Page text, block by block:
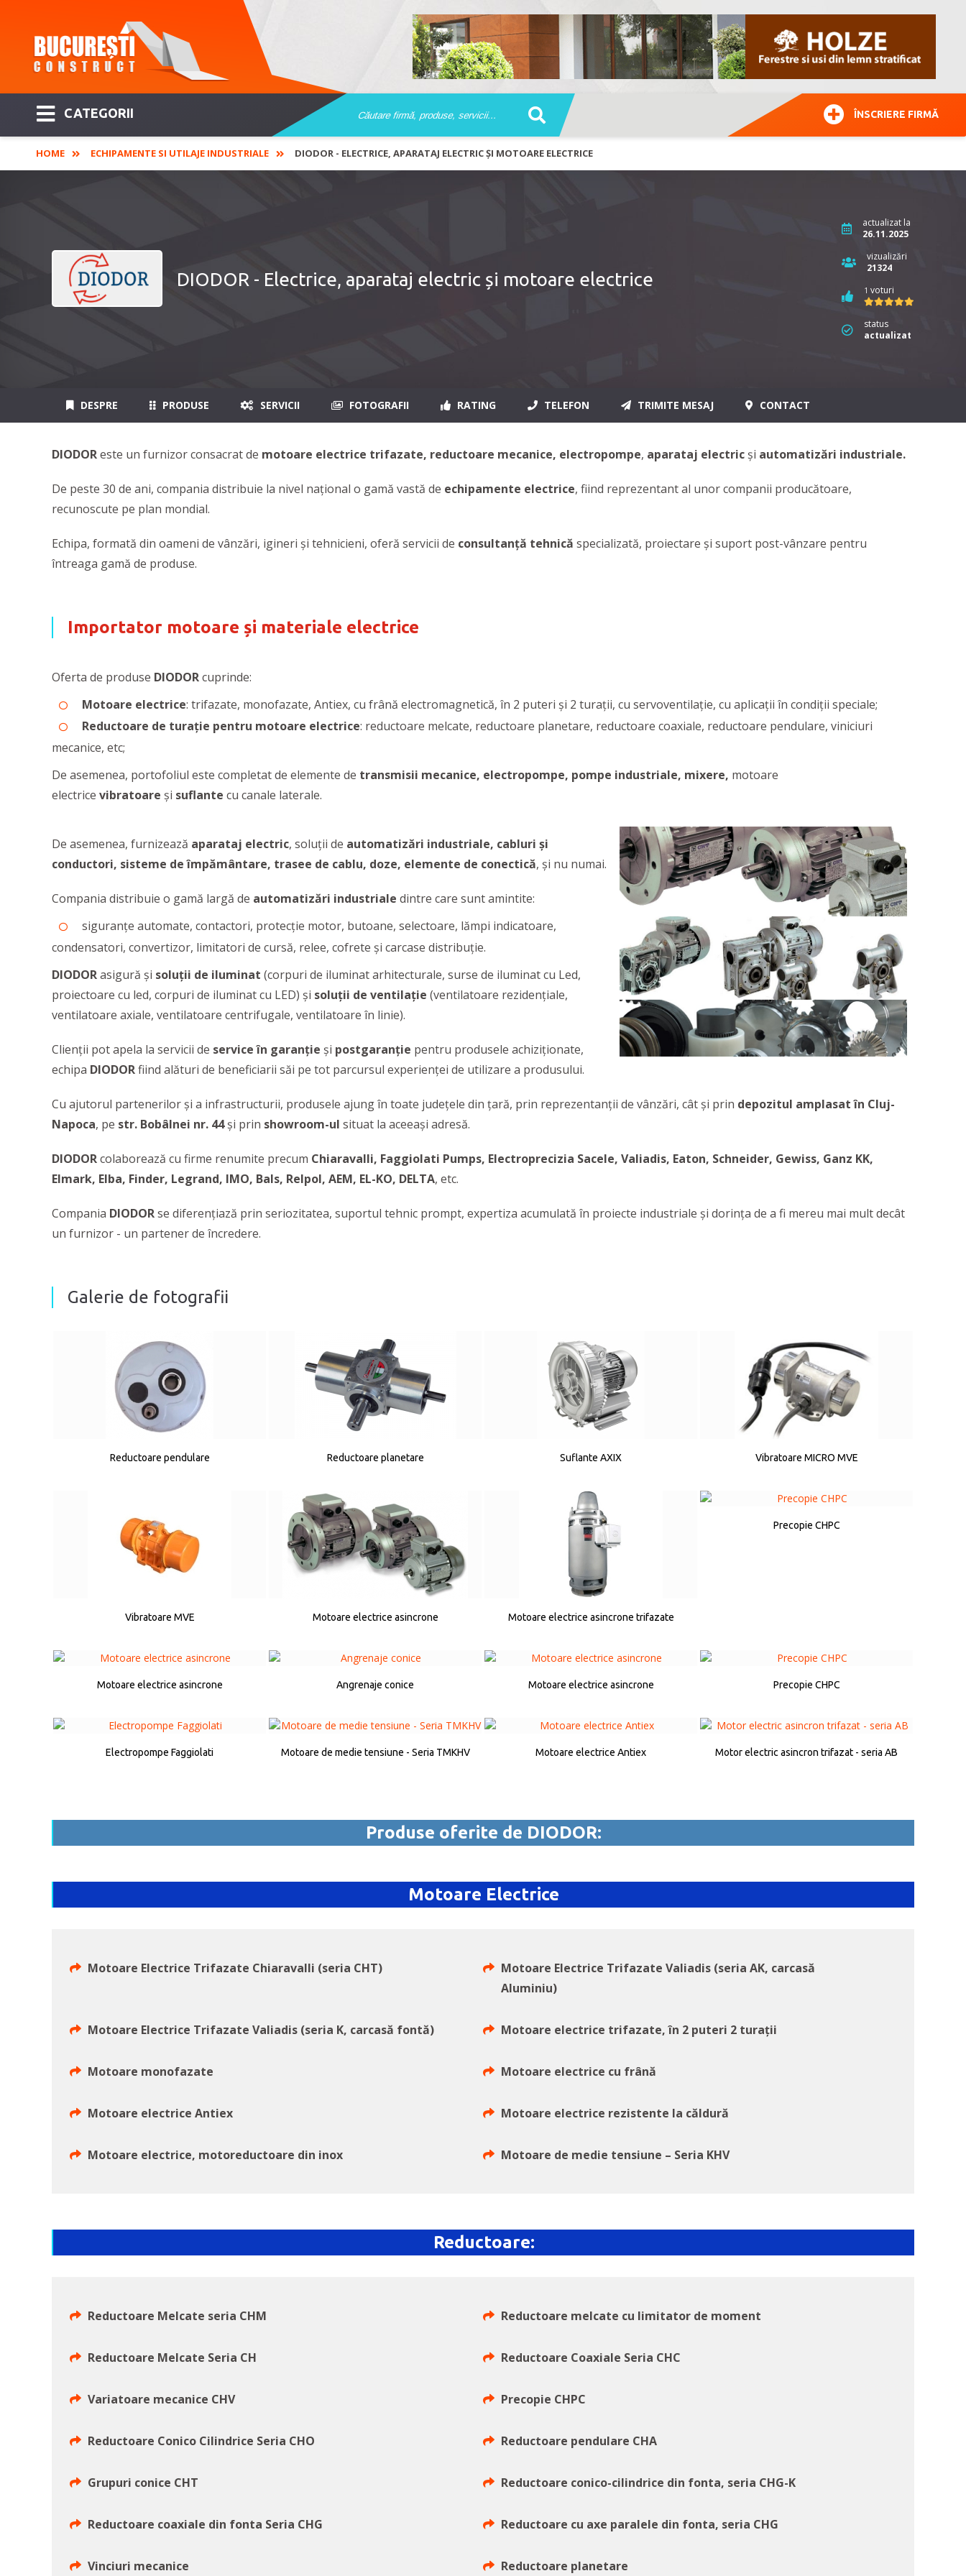
CATEGORII ÎNSCRIERE FIRMĂ
HOME ECHIPAMENTE SI UTILAJE INDUSTRIALE DIODOR - ELECTRICE, APARATAJ ELECTRIC ȘI MOTOARE ELECTRICE
DIODOR - Electrice, aparataj electric și motoare electrice
actualizat la
26.11.2025
vizualizări
21324
1 voturi
status
actualizat
DESPRE PRODUSE SERVICII FOTOGRAFII RATING TELEFON TRIMITE MESAJ CONTACT
DIODOReste un furnizor consacrat de motoare electrice trifazate, reductoare mecanice, electropompe, aparataj electric și automatizări industriale.
De peste 30 de ani, compania distribuie la nivel național o gamă vastă de echipamente electrice, fiind reprezentant al unor companii producătoare,
recunoscute pe plan mondial.
Echipa, formată din oameni de vânzări, igineri și tehnicieni, oferă servicii de consultanță tehnică specializată, proiectare și suport post-vânzare pentru
întreaga gamă de produse.
Importator motoare și materiale electrice
Oferta de produse DIODORcuprinde:
Motoare electrice: trifazate, monofazate, Antiex, cu frână electromagnetică, în 2 puteri şi 2 turaţii, cu servoventilaţie, cu aplicaţii în condiţii speciale;
Reductoare de turație pentru motoare electrice: reductoare melcate, reductoare planetare, reductoare coaxiale, reductoare pendulare, viniciuri
mecanice, etc;
De asemenea, portofoliul este completat de elemente de transmisii mecanice, electropompe, pompe industriale, mixere, motoare
electrice vibratoare și suflante cu canale laterale.
De asemenea, furnizează aparataj electric, soluții de automatizări industriale, cabluri și
conductori, sisteme de împământare, trasee de cablu, doze, elemente de conectică, și nu numai.
Compania distribuie o gamă largă de automatizări industriale dintre care sunt amintite:
siguranțe automate, contactori, protecție motor, butoane, selectoare, lămpi indicatoare,
condensatori, convertizor, limitatori de cursă, relee, cofrete și carcase distribuție.
DIODORasigură și soluții de iluminat (corpuri de iluminat arhitecturale, surse de iluminat cu Led,
proiectoare cu led, corpuri de iluminat cu LED) și soluții de ventilație (ventilatoare rezidențiale,
ventilatoare axiale, ventilatoare centrifugale, ventilatoare în linie).
Clienții pot apela la servicii de service în garanție și postgaranție pentru produsele achiziționate,
echipa DIODORfiind alături de beneficiarii săi pe tot parcursul experienței de utilizare a produsului.
Cu ajutorul partenerilor și a infrastructurii, produsele ajung în toate județele din țară, prin reprezentanții de vânzări, cât și prin depozitul amplasat în Cluj-
Napoca, pe str. Bobâlnei nr. 44și prin showroom-ul situat la aceeași adresă.
DIODORcolaborează cu firme renumite precum Chiaravalli, Faggiolati Pumps, Electroprecizia Sacele, Valiadis, Eaton, Schneider, Gewiss, Ganz KK,
Elmark, Elba, Finder, Legrand, IMO, Bals, Relpol, AEM, EL-KO, DELTA, etc.
Compania DIODORse diferențiază prin seriozitatea, suportul tehnic prompt, expertiza acumulată în proiecte industriale și dorința de a fi mereu mai mult decât
un furnizor - un partener de încredere.
Galerie de fotografii
Reductoare pendulare Reductoare planetare Suflante AXIX Vibratoare MICRO MVE
Vibratoare MVE Motoare electrice asincrone Motoare electrice asincrone trifazate
Precopie CHPC
Motoare electrice asincrone Angrenaje conice Motoare electrice asincrone Precopie CHPC
Electropompe Faggiolati Motoare de medie tensiune - Seria TMKHV Motoare electrice Antiex Motor electric asincron trifazat - seria AB
Produse oferite de DIODOR:
Motoare Electrice
Motoare Electrice Trifazate Chiaravalli (seria CHT)
Motoare Electrice Trifazate Valiadis (seria AK, carcasă
Aluminiu)
Motoare Electrice Trifazate Valiadis (seria K, carcasă fontă) Motoare electrice trifazate, în 2 puteri 2 turații
Motoare monofazate Motoare electrice cu frână
Motoare electrice Antiex Motoare electrice rezistente la căldură
Motoare electrice, motoreductoare din inox Motoare de medie tensiune – Seria KHV
Reductoare:
Reductoare Melcate seria CHM Reductoare melcate cu limitator de moment
Reductoare Melcate Seria CH Reductoare Coaxiale Seria CHC
Variatoare mecanice CHV Precopie CHPC
Reductoare Conico Cilindrice Seria CHO Reductoare pendulare CHA
Grupuri conice CHT Reductoare conico-cilindrice din fonta, seria CHG-K
Reductoare coaxiale din fonta Seria CHG Reductoare cu axe paralele din fonta, seria CHG
Vinciuri mecanice Reductoare planetare